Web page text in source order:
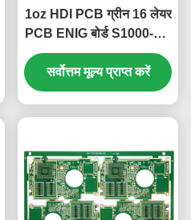
1oz HDI PCB ग्रीन 16 लेयर
PCB ENIG बोर्ड S1000-2M
124*101mm
सर्वोत्तम मूल्य प्राप्त करें